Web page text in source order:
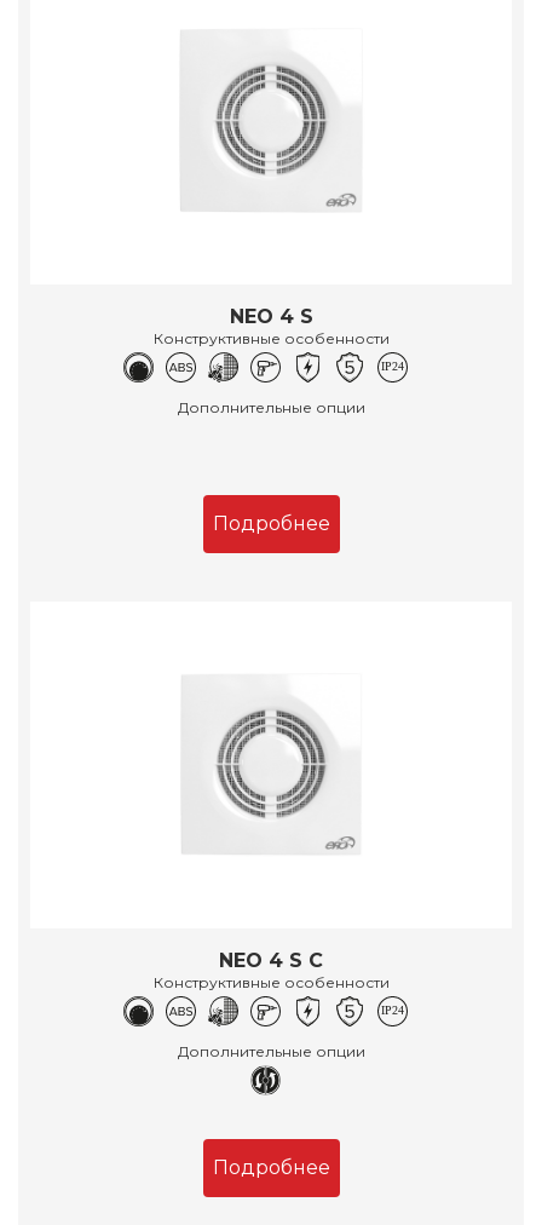
NEO 4 S
Конструктивные особенности
Дополнительные опции
Подробнее
NEO 4 S C
Конструктивные особенности
Дополнительные опции
Подробнее